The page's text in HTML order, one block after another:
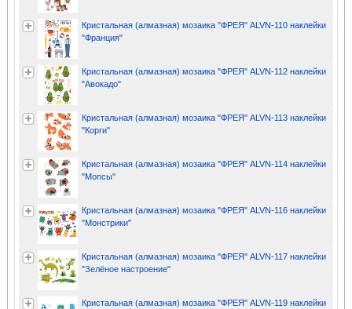
Кристальная (алмазная) мозаика "ФРЕЯ" ALVN-110 наклейки
"Франция"
Кристальная (алмазная) мозаика "ФРЕЯ" ALVN-112 наклейки
"Авокадо"
Кристальная (алмазная) мозаика "ФРЕЯ" ALVN-113 наклейки
"Корги"
Кристальная (алмазная) мозаика "ФРЕЯ" ALVN-114 наклейки
"Мопсы"
Кристальная (алмазная) мозаика "ФРЕЯ" ALVN-116 наклейки
"Монстрики"
Кристальная (алмазная) мозаика "ФРЕЯ" ALVN-117 наклейки
"Зелёное настроение"
Кристальная (алмазная) мозаика "ФРЕЯ" ALVN-119 наклейки